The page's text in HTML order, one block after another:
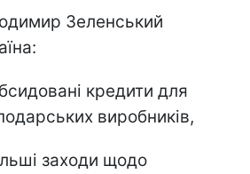
Зеленський
кредити для
виробників,
заходи щодо